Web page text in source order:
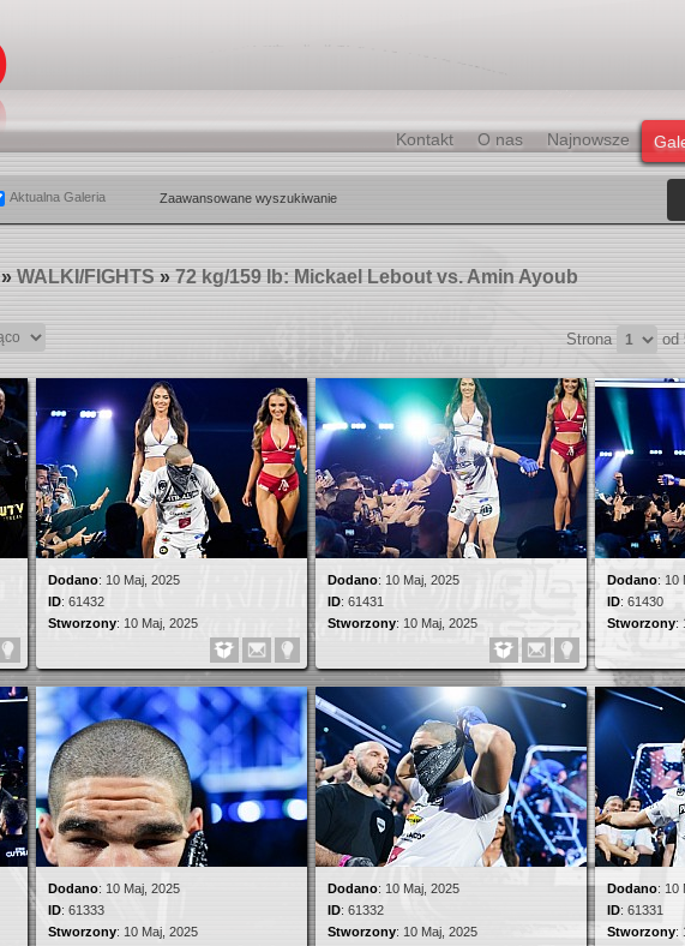
Najnowsze
O nas
Kontakt
Aktualna Galeria Zaawansowane wyszukiwanie
» WALKI/FIGHTS » 72 kg/159 lb: Mickael Lebout vs. Amin Ayoub
Strona od
Dodano: 10
ID: 61430
Stworzony:
Dodano: 10 Maj, 2025
ID: 61431
Stworzony: 10 Maj, 2025
Dodano: 10 Maj, 2025
ID: 61432
Stworzony: 10 Maj, 2025
Dodano: 10
ID: 61331
Stworzony:
Dodano: 10 Maj, 2025
ID: 61332
Stworzony: 10 Maj, 2025
Dodano: 10 Maj, 2025
ID: 61333
Stworzony: 10 Maj, 2025